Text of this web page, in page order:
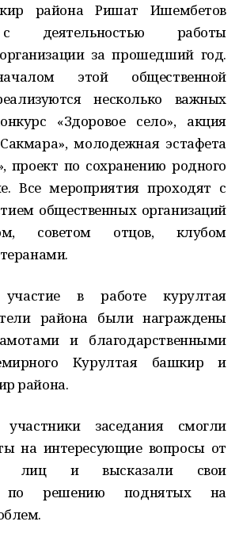
района Ришат Ишембетов
деятельностью работы
за прошедший год.
этой общественной
несколько важных
«Здоровое село», акция
молодежная эстафета
проект по сохранению родного
Все мероприятия проходят с
общественных организаций
советом отцов, клубом
в работе курултая
района были награждены
и благодарственными
Курултая башкир и
района.
заседания смогли
на интересующие вопросы от
лиц и высказали свои
по решению поднятых на